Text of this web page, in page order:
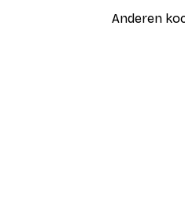
Anderen